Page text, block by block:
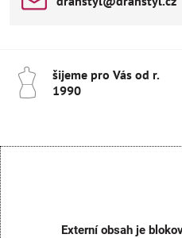
šijeme pro Vás od r​.
1990
Externí obsah je